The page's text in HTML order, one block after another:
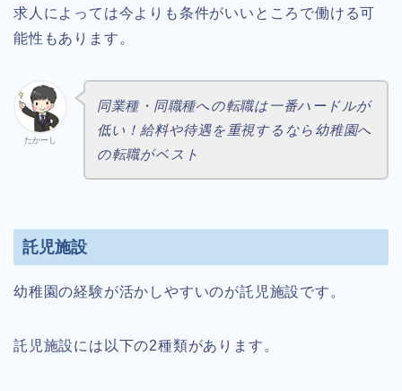
求人によっては今よりも条件がいいところで働ける可
能性もあります。
たかーし
同業種・同職種への転職は一番ハードルが
低い！給料や待遇を重視するなら幼稚園へ
の転職がベスト
託児施設
幼稚園の経験が活かしやすいのが託児施設です。
託児施設には以下の2種類があります。